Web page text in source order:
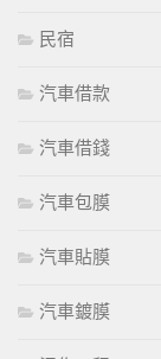
民宿
汽車借款
汽車借錢
汽車包膜
汽車貼膜
汽車鍍膜